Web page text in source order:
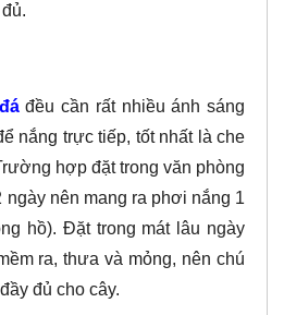
đều cần rất nhiều ánh sáng
nắng trực tiếp, tốt nhất là che
hợp đặt trong văn phòng
ngày nên mang ra phơi nắng 1
hồ). Đặt trong mát lâu ngày
ra, thưa và mỏng, nên chú
đủ cho cây.